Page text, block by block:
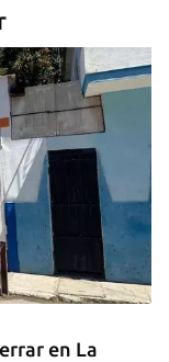
en La